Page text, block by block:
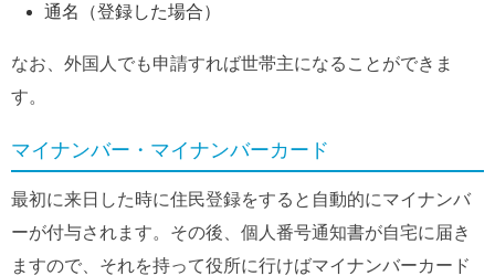
通名（登録した場合）
なお、外国人でも申請すれば世帯主になることができま
す。
マイナンバー・マイナンバーカード
最初に来日した時に住民登録をすると自動的にマイナンバ
ーが付与されます。その後、個人番号通知書が自宅に届き
ますので、それを持って役所に行けばマイナンバーカード